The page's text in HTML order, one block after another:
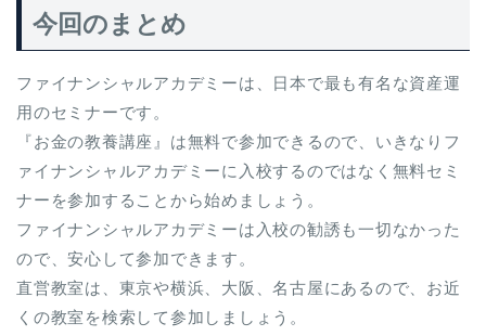
今回のまとめ
ファイナンシャルアカデミーは、日本で最も有名な資産運
用のセミナーです。
『お金の教養講座』は無料で参加できるので、いきなりフ
ァイナンシャルアカデミーに入校するのではなく無料セミ
ナーを参加することから始めましょう。
ファイナンシャルアカデミーは入校の勧誘も一切なかった
ので、安心して参加できます。
直営教室は、東京や横浜、大阪、名古屋にあるので、お近
くの教室を検索して参加しましょう。